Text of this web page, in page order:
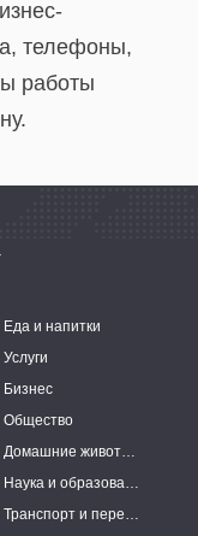
телефоны,
работы
Еда и напитки
Услуги
Бизнес
Общество
Домашние животные
Наука и образование
Транспорт и перевозки